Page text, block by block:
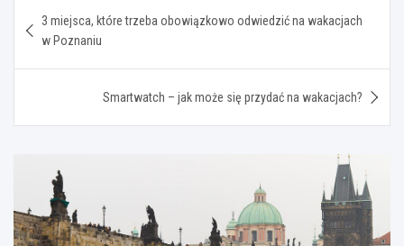
wpisu
3 miejsca, które trzeba obowiązkowo odwiedzić na wakacjach
w Poznaniu
Smartwatch – jak może się przydać na wakacjach?